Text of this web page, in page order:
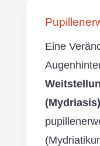
Eine
(Mydriasis)